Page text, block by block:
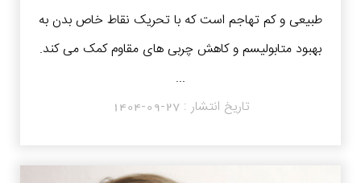
طبیعی و کم تهاجم است که با تحریک نقاط خاص بدن به
بهبود متابولیسم و کاهش چربی های مقاوم کمک می کند.
...
تاریخ انتشار :1404-09-27